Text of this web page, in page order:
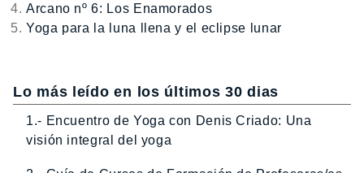
Arcano nº 6: Los Enamorados
Yoga para la luna llena y el eclipse lunar
Lo más leído en los últimos 30 dias
1.- Encuentro de Yoga con Denis Criado: Una
visión integral del yoga